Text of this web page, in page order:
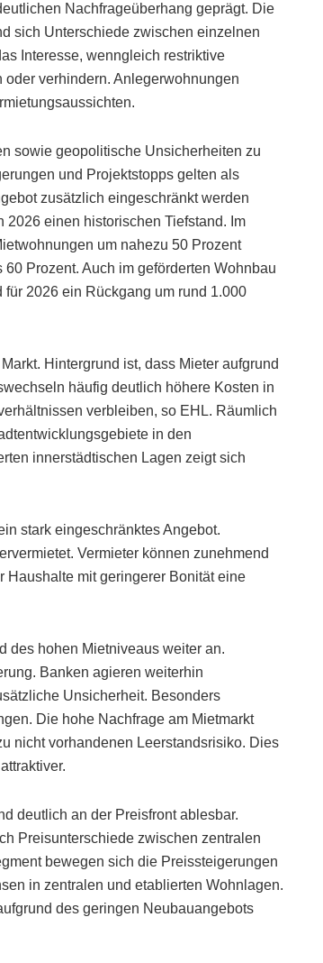
Nachfrageüberhang geprägt. Die
sich Unterschiede zwischen einzelnen
Interesse, wenngleich restriktive
verhindern. Anlegerwohnungen
sowie geopolitische Unsicherheiten zu
und Projektstopps gelten als
zusätzlich eingeschränkt werden
einen historischen Tiefstand. Im
um nahezu 50 Prozent
Prozent. Auch im geförderten Wohnbau
2026 ein Rückgang um rund 1.000
Hintergrund ist, dass Mieter aufgrund
häufig deutlich höhere Kosten in
verbleiben, so EHL. Räumlich
in den
innerstädtischen Lagen zeigt sich
stark eingeschränktes Angebot.
Vermieter können zunehmend
Haushalte mit geringerer Bonität eine
des hohen Mietniveaus weiter an.
Banken agieren weiterhin
Unsicherheit. Besonders
Die hohe Nachfrage am Mietmarkt
nicht vorhandenen Leerstandsrisiko. Dies
deutlich an der Preisfront ablesbar.
Preisunterschiede zwischen zentralen
bewegen sich die Preissteigerungen
in zentralen und etablierten Wohnlagen.
des geringen Neubauangebots